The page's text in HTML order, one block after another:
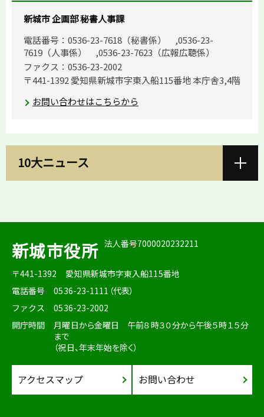
新城市 企画部 秘書人事課
電話番号：0536-23-7618（秘書係） ,0536-23-
7619（人事係） ,0536-23-7623（広報広聴係）
ファクス：0536-23-2002
〒441-1392 愛知県新城市字東入船115番地 本庁舎3,4階
お問い合わせはこちらから
10大ニュース
新城市役所 法人番号7000020232211
〒441-1392
愛知県新城市字東入船115番地
電話番号
0536-23-1111（代表）
ファクス
0536-23-2002
開庁時間
月曜日から金曜日 午前８時３０分から午後５時１５分
まで
（祝日、年末年始を除く）
アクセスマップ お問い合わせ